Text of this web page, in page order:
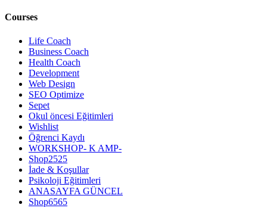
Courses
Life Coach
Business Coach
Health Coach
Development
Web Design
SEO Optimize
Sepet
Okul öncesi Eğitimleri
Wishlist
Öğrenci Kaydı
WORKSHOP- K AMP-
Shop2525
İade & Koşullar
Psikoloji Eğitimleri
ANASAYFA GÜNCEL
Shop6565